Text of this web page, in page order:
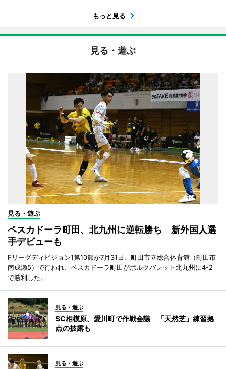
もっと見る
見る・遊ぶ
見る・遊ぶ
ペスカドーラ町田、北九州に逆転勝ち 新外国人選
手デビューも
Fリーグディビジョン1第10節が7月31日、町田市立総合体育館（町田市
南成瀬5）で行われ、ペスカドーラ町田がボルクバレット北九州に4-2
で勝利した。
見る・遊ぶ
SC相模原、愛川町で作戦会議 「天然芝」練習拠
点の披露も
見る・遊ぶ